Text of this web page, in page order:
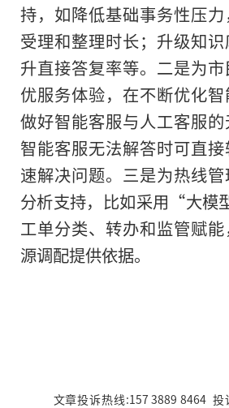
持，如降低基础事务性压
受理和整理时长；升级知
升直接答复率等。二是为
优服务体验，在不断优化智
做好智能客服与人工客服
智能客服无法解答时可直
速解决问题。三是为热线
分析支持，比如采用“大模
工单分类、转办和监管赋
源调配提供依据。
文章投诉热线:157 3889 8464 投